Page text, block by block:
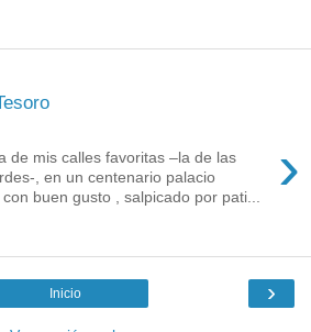
›
de mis calles favoritas –la de las
, en un centenario palacio
buen gusto , salpicado por pati...
›
Inicio